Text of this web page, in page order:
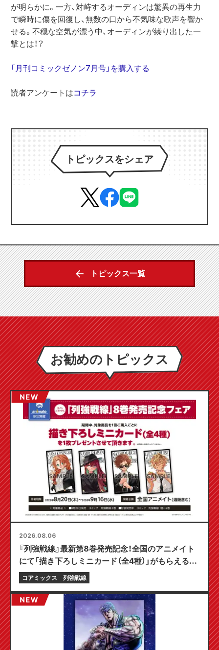
が明らかに。一方、対峙するオーディンは驚異の再生力
で瞬時に傷を回復し、無数の口から不気味な歌声を響か
せる。不穏な空気が漂う中、オーディンが繰り出した一
撃とは！？
「月刊コミックゼノン7月号」を購入する
読者アンケートはコチラ
トピックスをシェア
トピックス一覧
お勧めのトピックス
2026.08.06
『列強戦線』最新第8巻発売記念！全国のアニメイト
にて「描き下ろしミニカード（全4種）」がもらえる限
定フェアが8月20日より開催決定！
コアミックス 列強戦線